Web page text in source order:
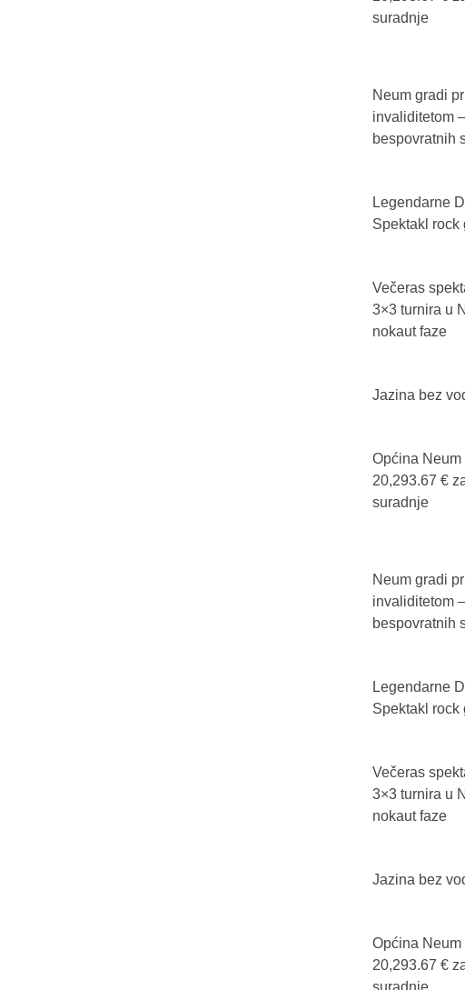
suradnje
Neum gradi
invaliditetom
bespovratnih
Legendarne
Spektakl rock
Večeras
3×3 turnira u
nokaut faze
Jazina bez
Općina Neum
20,293.67 €
suradnje
Neum gradi
invaliditetom
bespovratnih
Legendarne
Spektakl rock
Večeras
3×3 turnira u
nokaut faze
Jazina bez
Općina Neum
20,293.67 €